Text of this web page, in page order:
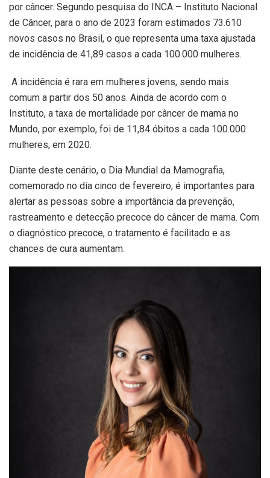
por câncer. Segundo pesquisa do INCA – Instituto Nacional
de Câncer, para o ano de 2023 foram estimados 73.610
novos casos no Brasil, o que representa uma taxa ajustada
de incidência de 41,89 casos a cada 100.000 mulheres.
A incidência é rara em mulheres jovens, sendo mais
comum a partir dos 50 anos. Ainda de acordo com o
Instituto, a taxa de mortalidade por câncer de mama no
Mundo, por exemplo, foi de 11,84 óbitos a cada 100.000
mulheres, em 2020.
Diante deste cenário, o Dia Mundial da Mamografia,
comemorado no dia cinco de fevereiro, é importantes para
alertar as pessoas sobre a importância da prevenção,
rastreamento e detecção precoce do câncer de mama. Com
o diagnóstico precoce, o tratamento é facilitado e as
chances de cura aumentam.